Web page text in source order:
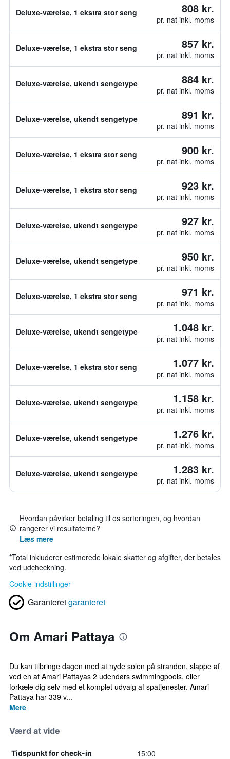
Deluxe-værelse, 1 ekstra stor seng 808 kr.
pr. nat inkl. moms
Deluxe-værelse, 1 ekstra stor seng 857 kr.
pr. nat inkl. moms
Deluxe-værelse, ukendt sengetype 884 kr.
pr. nat inkl. moms
Deluxe-værelse, ukendt sengetype 891 kr.
pr. nat inkl. moms
Deluxe-værelse, 1 ekstra stor seng 900 kr.
pr. nat inkl. moms
Deluxe-værelse, 1 ekstra stor seng 923 kr.
pr. nat inkl. moms
Deluxe-værelse, ukendt sengetype 927 kr.
pr. nat inkl. moms
Deluxe-værelse, ukendt sengetype 950 kr.
pr. nat inkl. moms
Deluxe-værelse, 1 ekstra stor seng 971 kr.
pr. nat inkl. moms
Deluxe-værelse, ukendt sengetype 1.048 kr.
pr. nat inkl. moms
Deluxe-værelse, 1 ekstra stor seng 1.077 kr.
pr. nat inkl. moms
Deluxe-værelse, ukendt sengetype 1.158 kr.
pr. nat inkl. moms
Deluxe-værelse, ukendt sengetype 1.276 kr.
pr. nat inkl. moms
Deluxe-værelse, ukendt sengetype 1.283 kr.
pr. nat inkl. moms
Hvordan påvirker betaling til os sorteringen, og hvordan
rangerer vi resultaterne?
Læs mere
*Total inkluderer estimerede lokale skatter og afgifter, der betales
ved udcheckning.
Cookie-indstillinger
Garanteretgaranteret
Om Amari Pattaya
Du kan tilbringe dagen med at nyde solen på stranden, slappe af
ved en af Amari Pattayas 2 udendørs swimmingpools, eller
forkæle dig selv med et komplet udvalg af spatjenester. Amari
Pattaya har 339 v...
Mere
Værd at vide
Tidspunkt for check-in 15:00